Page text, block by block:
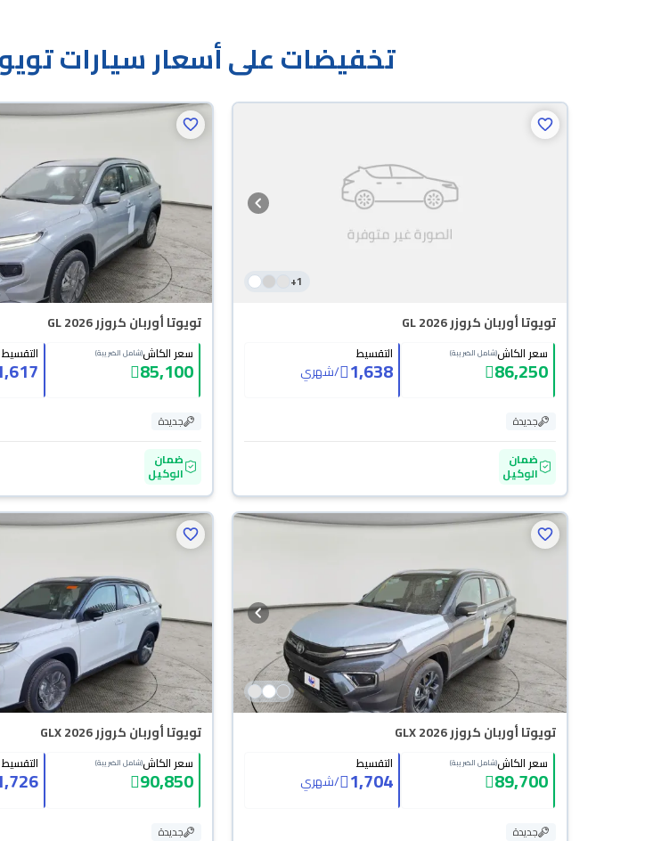
تخفيضات على أسعار سيارات
1
+
تويوتا أوربان كروزر GL 2026
سعر الكاش(شامل الضريبة)
86,250
التقسيط
1,638
/شهري
جديدة
ضمان
الوكيل
تويوتا أوربان كروزر GL 2026
سعر الكاش(شامل الضريبة)
85,100
التقسيط
جديدة
ضمان
الوكيل
تويوتا أوربان كروزر GLX 2026
سعر الكاش(شامل الضريبة)
89,700
التقسيط
1,704
/شهري
جديدة
تويوتا أوربان كروزر GLX 2026
سعر الكاش(شامل الضريبة)
90,850
التقسيط
جديدة